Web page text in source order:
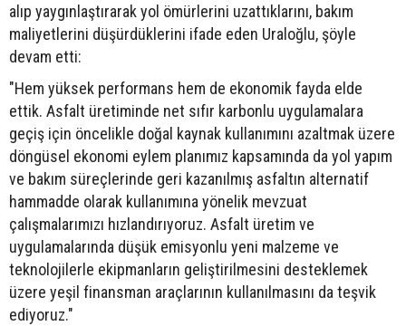
alıp yaygınlaştırarak yol ömürlerini uzattıklarını, bakım
maliyetlerini düşürdüklerini ifade eden Uraloğlu, şöyle
devam etti:
"Hem yüksek performans hem de ekonomik fayda elde
ettik. Asfalt üretiminde net sıfır karbonlu uygulamalara
geçiş için öncelikle doğal kaynak kullanımını azaltmak üzere
döngüsel ekonomi eylem planımız kapsamında da yol yapım
ve bakım süreçlerinde geri kazanılmış asfaltın alternatif
hammadde olarak kullanımına yönelik mevzuat
çalışmalarımızı hızlandırıyoruz. Asfalt üretim ve
uygulamalarında düşük emisyonlu yeni malzeme ve
teknolojilerle ekipmanların geliştirilmesini desteklemek
üzere yeşil finansman araçlarının kullanılmasını da teşvik
ediyoruz."